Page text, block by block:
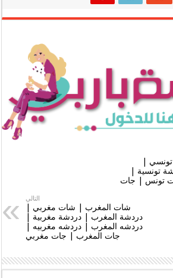
|
تونسية |
تونس | جات
التالي
شات المغرب | شات مغربي |
دردشة المغرب | دردشة مغربية |
دردشه المغرب | دردشه مغربيه |
جات المغرب | جات مغربي